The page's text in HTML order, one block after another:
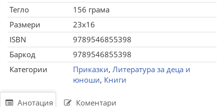
Тегло
156 грама
Размери
23x16
ISBN
9789546855398
Баркод
9789546855398
Категории
Приказки, Литература за деца и
юноши, Книги
Анотация Коментари